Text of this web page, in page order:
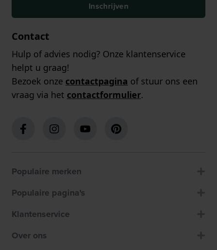
Inschrijven
Contact
Hulp of advies nodig? Onze klantenservice
helpt u graag!
Bezoek onze contactpagina of stuur ons een
vraag via het contactformulier.
Populaire merken
Populaire pagina's
Klantenservice
Over ons